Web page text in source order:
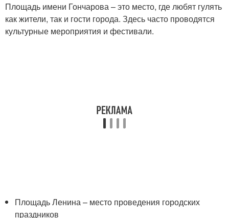
Площадь имени Гончарова – это место, где любят гулять
как жители, так и гости города. Здесь часто проводятся
культурные мероприятия и фестивали.
Площадь Ленина – место проведения городских
праздников